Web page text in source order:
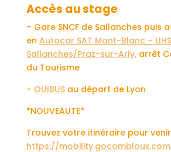
Accès au stage
– Gare SNCF de Sallanches puis
en Autocar SAT Mont-Blanc –
Sallanches/Praz-sur-Arly,arrêt
du Tourisme
– OUIBUS au départ de Lyon
*NOUVEAUTE*
Trouvez votre itinéraire pour
https://